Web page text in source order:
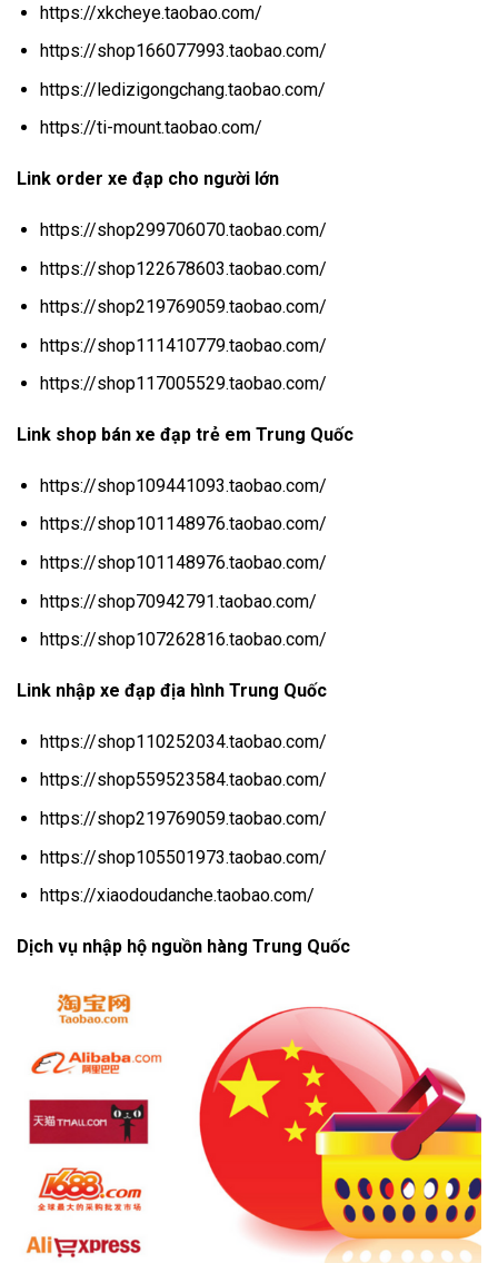
https://xkcheye.taobao.com/
https://shop166077993.taobao.com/
https://ledizigongchang.taobao.com/
https://ti-mount.taobao.com/
Link order xe đạp cho người lớn
https://shop299706070.taobao.com/
https://shop122678603.taobao.com/
https://shop219769059.taobao.com/
https://shop111410779.taobao.com/
https://shop117005529.taobao.com/
Link shop bán xe đạp trẻ em Trung Quốc
https://shop109441093.taobao.com/
https://shop101148976.taobao.com/
https://shop101148976.taobao.com/
https://shop70942791.taobao.com/
https://shop107262816.taobao.com/
Link nhập xe đạp địa hình Trung Quốc
https://shop110252034.taobao.com/
https://shop559523584.taobao.com/
https://shop219769059.taobao.com/
https://shop105501973.taobao.com/
https://xiaodoudanche.taobao.com/
Dịch vụ nhập hộ nguồn hàng Trung Quốc